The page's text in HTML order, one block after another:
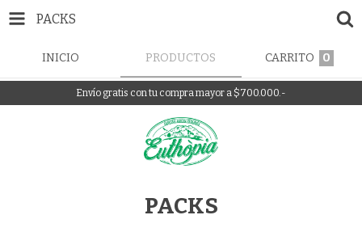
PACKS
INICIO PRODUCTOS CARRITO 0
Envío gratis con tu compra mayor a $700.000.-
PACKS